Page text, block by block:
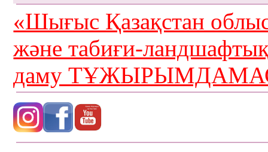
«Шығыс Қазақстан
және табиғи-
даму